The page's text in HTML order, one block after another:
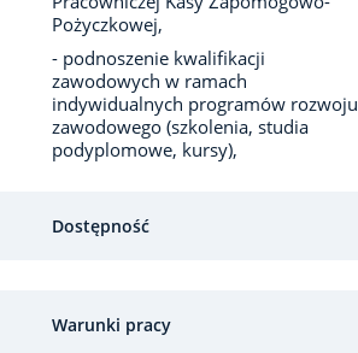
Pożyczkowej,
- podnoszenie kwalifikacji
zawodowych w ramach
indywidualnych programów rozwoju
zawodowego (szkolenia, studia
podyplomowe, kursy),
Dostępność
Warunki pracy